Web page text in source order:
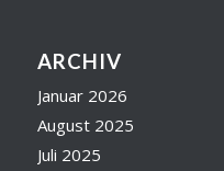
ARCHIV
Januar 2026
August 2025
Juli 2025